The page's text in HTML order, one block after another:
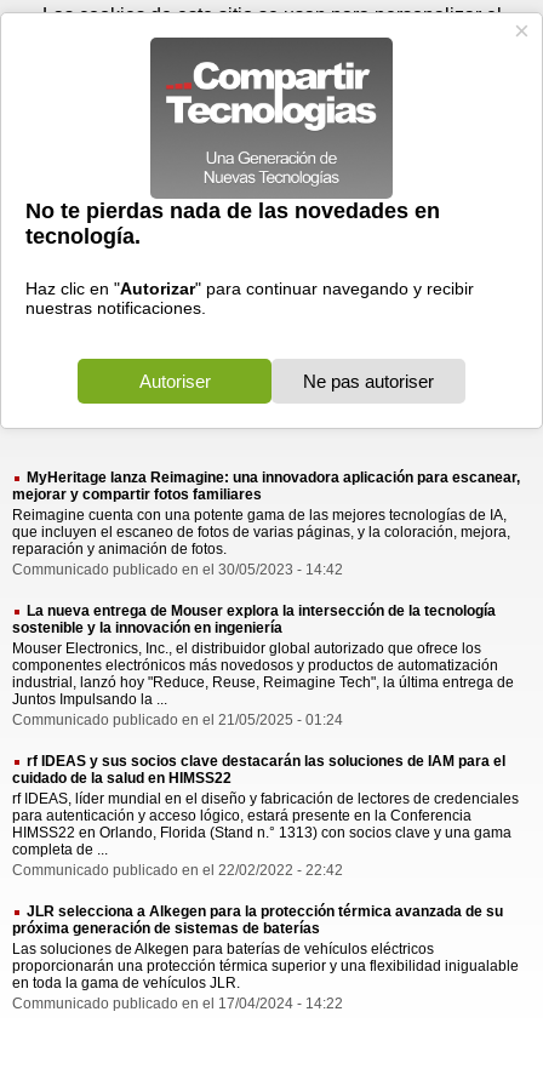
Prensa Videos
> reimagine una
reimagine una
4 resultados Ordenar por fecha-Ordenar por pertinencia
MyHeritage lanza Reimagine: una innovadora aplicación para escanear,
mejorar y compartir fotos familiares
Reimagine cuenta con una potente gama de las mejores tecnologías de IA,
que incluyen el escaneo de fotos de varias páginas, y la coloración, mejora,
reparación y animación de fotos.
Communicado publicado en el 30/05/2023 - 14:42
La nueva entrega de Mouser explora la intersección de la tecnología
sostenible y la innovación en ingeniería
Mouser Electronics, Inc., el distribuidor global autorizado que ofrece los
componentes electrónicos más novedosos y productos de automatización
industrial, lanzó hoy "Reduce, Reuse, Reimagine Tech", la última entrega de
Juntos Impulsando la ...
Communicado publicado en el 21/05/2025 - 01:24
rf IDEAS y sus socios clave destacarán las soluciones de IAM para el
cuidado de la salud en HIMSS22
rf IDEAS, líder mundial en el diseño y fabricación de lectores de credenciales
para autenticación y acceso lógico, estará presente en la Conferencia
HIMSS22 en Orlando, Florida (Stand n.° 1313) con socios clave y una gama
completa de ...
Communicado publicado en el 22/02/2022 - 22:42
JLR selecciona a Alkegen para la protección térmica avanzada de su
próxima generación de sistemas de baterías
Las soluciones de Alkegen para baterías de vehículos eléctricos
proporcionarán una protección térmica superior y una flexibilidad inigualable
en toda la gama de vehículos JLR.
Communicado publicado en el 17/04/2024 - 14:22
Jueves 06 de agosto - 23:03 Registrar Conectar
Las cookies de este sitio se usan para personalizar el
contenido y los anuncios, para ofrecer funciones de medios
sociales y para analizar el tráfico. Además, compartimos
información sobre el uso que haga del sitio web con nuestros
partners de medios sociales, de publicidad y de análisis
web.
OK